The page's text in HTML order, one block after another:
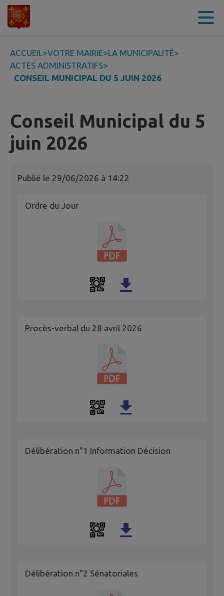
Contenu
ACCUEIL>VOTRE MAIRIE>LA MUNICIPALITÉ>
ACTES ADMINISTRATIFS>
CONSEIL MUNICIPAL DU 5 JUIN 2026
Conseil Municipal du 5
juin 2026
Publié le 29/06/2026 à 14:22
Ordre du Jour
Procès-verbal du 28 avril 2026
Délibération n°1 Information Décision
Délibération n°2 Sénatoriales